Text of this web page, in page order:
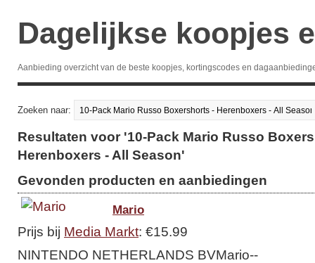
Dagelijkse koopjes
Aanbieding overzicht van de beste koopjes, kortingscodes en
Zoeken naar:
Resultaten voor '10-Pack Mario Russo
Herenboxers - All Season'
Gevonden producten en aanbiedingen
Mario
Prijs bij Media Markt: €15.99
NINTENDO NETHERLANDS BVMario--